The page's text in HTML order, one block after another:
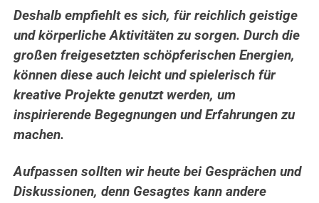
Deshalb empfiehlt es sich, für reichlich geistige
und körperliche Aktivitäten zu sorgen. Durch die
großen freigesetzten schöpferischen Energien,
können diese auch leicht und spielerisch für
kreative Projekte genutzt werden, um
inspirierende Begegnungen und Erfahrungen zu
machen.
Aufpassen sollten wir heute bei Gesprächen und
Diskussionen, denn Gesagtes kann andere